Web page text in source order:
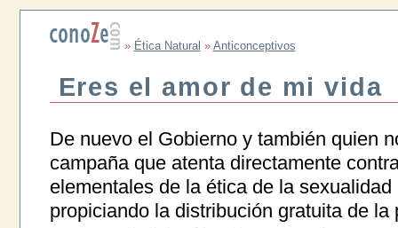
» Ética Natural » Anticonceptivos
Eres el amor de mi vida
De nuevo el Gobierno y también quien
campaña que atenta directamente
elementales de la ética de la
propiciando la distribución gratuita de